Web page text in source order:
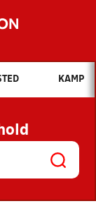
du søge efter?
NYHEDER
OG
KAMP